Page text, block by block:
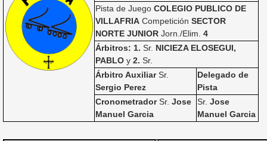
Pista de JuegoCOLEGIO PUBLICO DE
VILLAFRIA CompeticiónSECTOR
NORTE JUNIOR Jorn./Elim.4
Árbitros: 1. Sr. NICIEZA ELOSEGUI,
PABLO y2. Sr.
Árbitro AuxiliarSr.
Sergio Perez
Delegado de
Pista
CronometradorSr.Jose
Manuel Garcia
Sr.Jose
Manuel Garcia